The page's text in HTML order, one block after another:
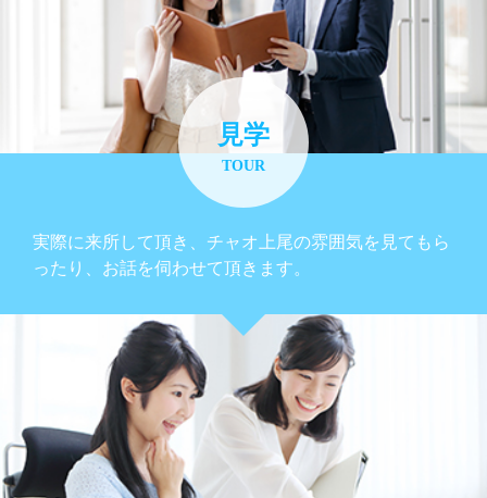
見学
TOUR
実際に来所して頂き、チャオ上尾の雰囲気を見てもら
ったり、お話を伺わせて頂きます。